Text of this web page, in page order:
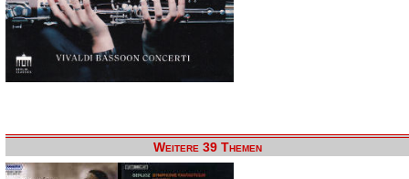
Weitere 39 Themen